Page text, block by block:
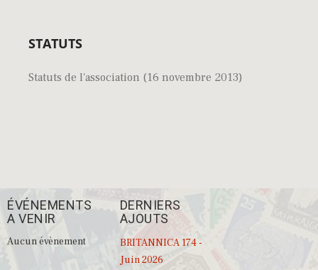
STATUTS
Statuts de l'association (16 novembre 2013)
ÉVÉNEMENTS
A VENIR
Aucun évènement
DERNIERS
AJOUTS
BRITANNICA 174 -
Juin 2026